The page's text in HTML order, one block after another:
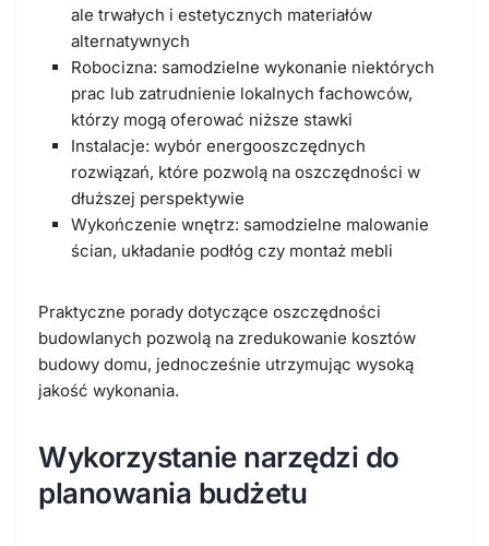
ale trwałych i estetycznych materiałów
alternatywnych
Robocizna: samodzielne wykonanie niektórych
prac lub zatrudnienie lokalnych fachowców,
którzy mogą oferować niższe stawki
Instalacje: wybór energooszczędnych
rozwiązań, które pozwolą na oszczędności w
dłuższej perspektywie
Wykończenie wnętrz: samodzielne malowanie
ścian, układanie podłóg czy montaż mebli
Praktyczne porady dotyczące oszczędności
budowlanych pozwolą na zredukowanie kosztów
budowy domu, jednocześnie utrzymując wysoką
jakość wykonania.
Wykorzystanie narzędzi do
planowania budżetu